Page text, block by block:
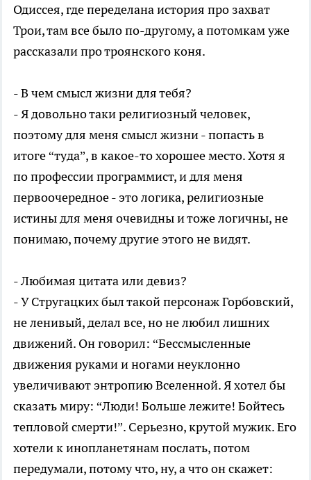
Одиссея, где переделана история про захват
Трои, там все было по-другому, а потомкам уже
рассказали про троянского коня.
- В чем смысл жизни для тебя?
- Я довольно таки религиозный человек,
поэтому для меня смысл жизни - попасть в
итоге “туда”, в какое-то хорошее место. Хотя я
по профессии программист, и для меня
первоочередное - это логика, религиозные
истины для меня очевидны и тоже логичны, не
понимаю, почему другие этого не видят.
- Любимая цитата или девиз?
- У Стругацких был такой персонаж Горбовский,
не ленивый, делал все, но не любил лишних
движений. Он говорил: “Бессмысленные
движения руками и ногами неуклонно
увеличивают энтропию Вселенной. Я хотел бы
сказать миру: “Люди! Больше лежите! Бойтесь
тепловой смерти!”. Серьезно, крутой мужик. Его
хотели к инопланетянам послать, потом
передумали, потому что, ну, а что он скажет: